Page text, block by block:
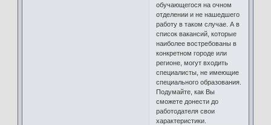
обучающегося на очном
отделении и не нашедшего
работу в таком случае. А в
список вакансий, которые
наиболее востребованы в
конкретном городе или
регионе, могут входить
специалисты, не имеющие
специального образования.
Подумайте, как Вы
сможете донести до
работодателя свои
характеристики.